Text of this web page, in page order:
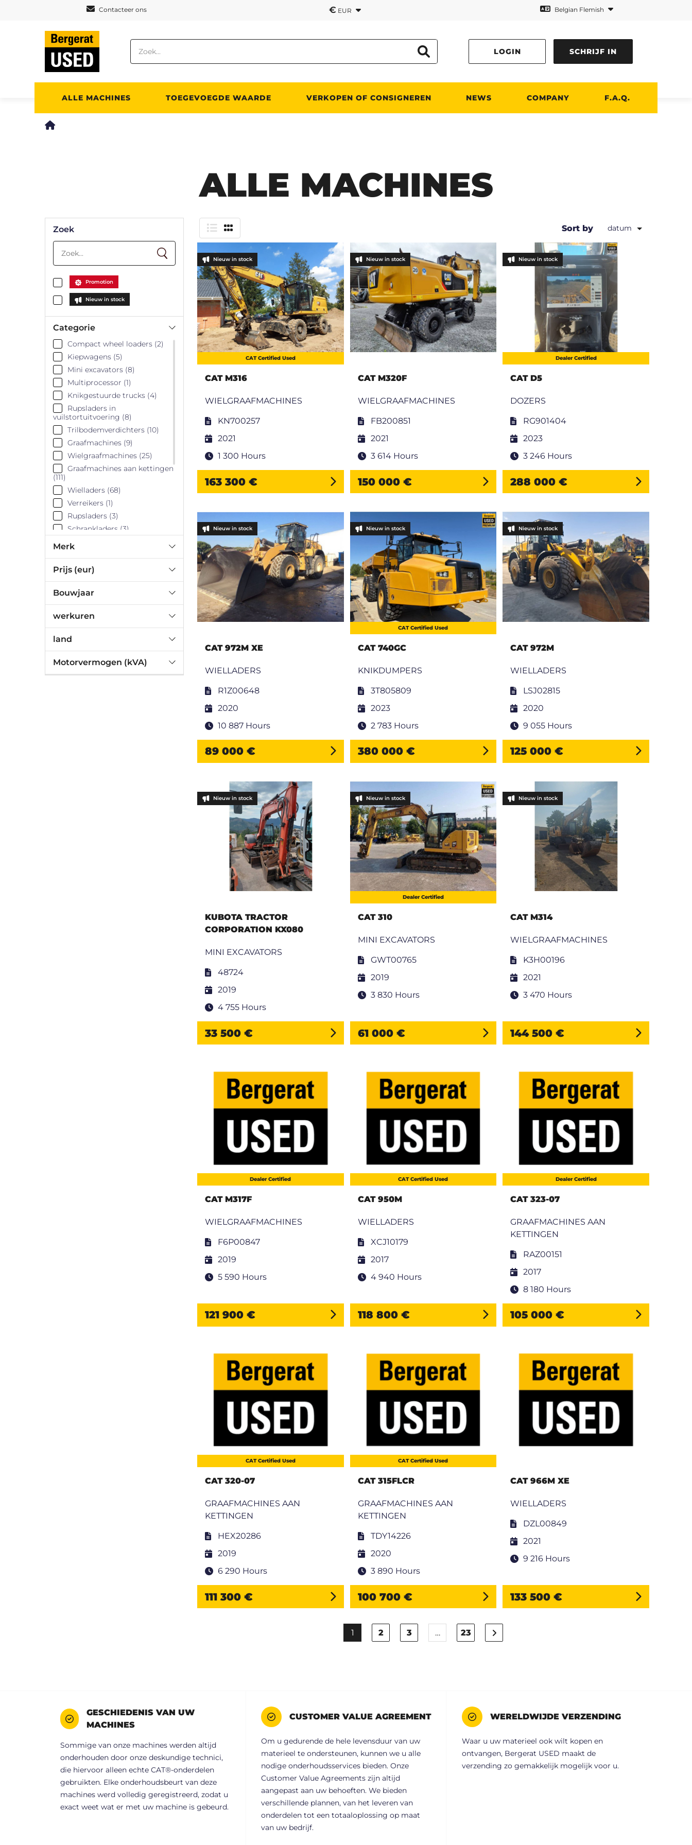
Contacteer ons € EUR Belgian Flemish
LOGIN SCHRIJF IN
ALLE MACHINES TOEGEVOEGDE WAARDE VERKOPEN OF CONSIGNEREN NEWS COMPANY F.A.Q.
ALLE MACHINES
Zoek
Promotion
Nieuw in stock
Categorie
Compact wheel loaders (2)
Kiepwagens (5)
Mini excavators (8)
Multiprocessor (1)
Knikgestuurde trucks (4)
Rupsladers in
vuilstortuitvoering (8)
Trilbodemverdichters (10)
Graafmachines (9)
Wielgraafmachines (25)
Graafmachines aan kettingen
(111)
Wielladers (68)
Verreikers (1)
Rupsladers (3)
Schrankladers (3)
Asfaltfreesmachine (6)
Bak (3)
Motorgraders (5)
Wieldozers (2)
Dozers (27)
Knikdumpers (32)
Merk
Prijs (eur)
Bouwjaar
werkuren
land
Motorvermogen (kVA)
Sort by datum
Nieuw in stock
CAT Certified Used
CAT M316
WIELGRAAFMACHINES
KN700257
2021
1 300 Hours
163 300 €
Nieuw in stock
CAT M320F
WIELGRAAFMACHINES
FB200851
2021
3 614 Hours
150 000 €
Nieuw in stock
Dealer Certified
CAT D5
DOZERS
RG901404
2023
3 246 Hours
288 000 €
Nieuw in stock
CAT 972M XE
WIELLADERS
R1Z00648
2020
10 887 Hours
89 000 €
Nieuw in stock
CAT Certified Used
CAT 740GC
KNIKDUMPERS
3T805809
2023
2 783 Hours
380 000 €
Nieuw in stock
CAT 972M
WIELLADERS
LSJ02815
2020
9 055 Hours
125 000 €
Nieuw in stock
KUBOTA TRACTOR
CORPORATION KX080
MINI EXCAVATORS
48724
2019
4 755 Hours
33 500 €
Nieuw in stock
Dealer Certified
CAT 310
MINI EXCAVATORS
GWT00765
2019
3 830 Hours
61 000 €
Nieuw in stock
CAT M314
WIELGRAAFMACHINES
K3H00196
2021
3 470 Hours
144 500 €
Dealer Certified
CAT M317F
WIELGRAAFMACHINES
F6P00847
2019
5 590 Hours
121 900 €
CAT Certified Used
CAT 950M
WIELLADERS
XCJ10179
2017
4 940 Hours
118 800 €
Dealer Certified
CAT 323-07
GRAAFMACHINES AAN
KETTINGEN
RAZ00151
2017
8 180 Hours
105 000 €
CAT Certified Used
CAT 320-07
GRAAFMACHINES AAN
KETTINGEN
HEX20286
2019
6 290 Hours
111 300 €
CAT Certified Used
CAT 315FLCR
GRAAFMACHINES AAN
KETTINGEN
TDY14226
2020
3 890 Hours
100 700 €
CAT 966M XE
WIELLADERS
DZL00849
2021
9 216 Hours
133 500 €
1 2 3 … 23
GESCHIEDENIS VAN UW
MACHINES
Sommige van onze machines werden altijd
onderhouden door onze deskundige technici,
die hiervoor alleen echte CAT®-onderdelen
gebruikten. Elke onderhoudsbeurt van deze
machines werd volledig geregistreerd, zodat u
exact weet wat er met uw machine is gebeurd.
CUSTOMER VALUE AGREEMENT
Om u gedurende de hele levensduur van uw
materieel te ondersteunen, kunnen we u alle
nodige onderhoudsservices bieden. Onze
Customer Value Agreements zijn altijd
aangepast aan uw behoeften. We bieden
verschillende plannen, van het leveren van
onderdelen tot een totaaloplossing op maat
van uw bedrijf.
WERELDWIJDE VERZENDING
Waar u uw materieel ook wilt kopen en
ontvangen, Bergerat USED maakt de
verzending zo gemakkelijk mogelijk voor u.
Cookies beheer paneel